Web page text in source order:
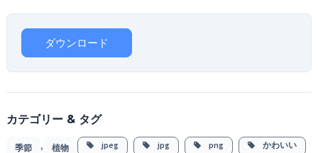
ダウンロード
カテゴリー & タグ
季節 , 植物 jpeg jpg png かわいい